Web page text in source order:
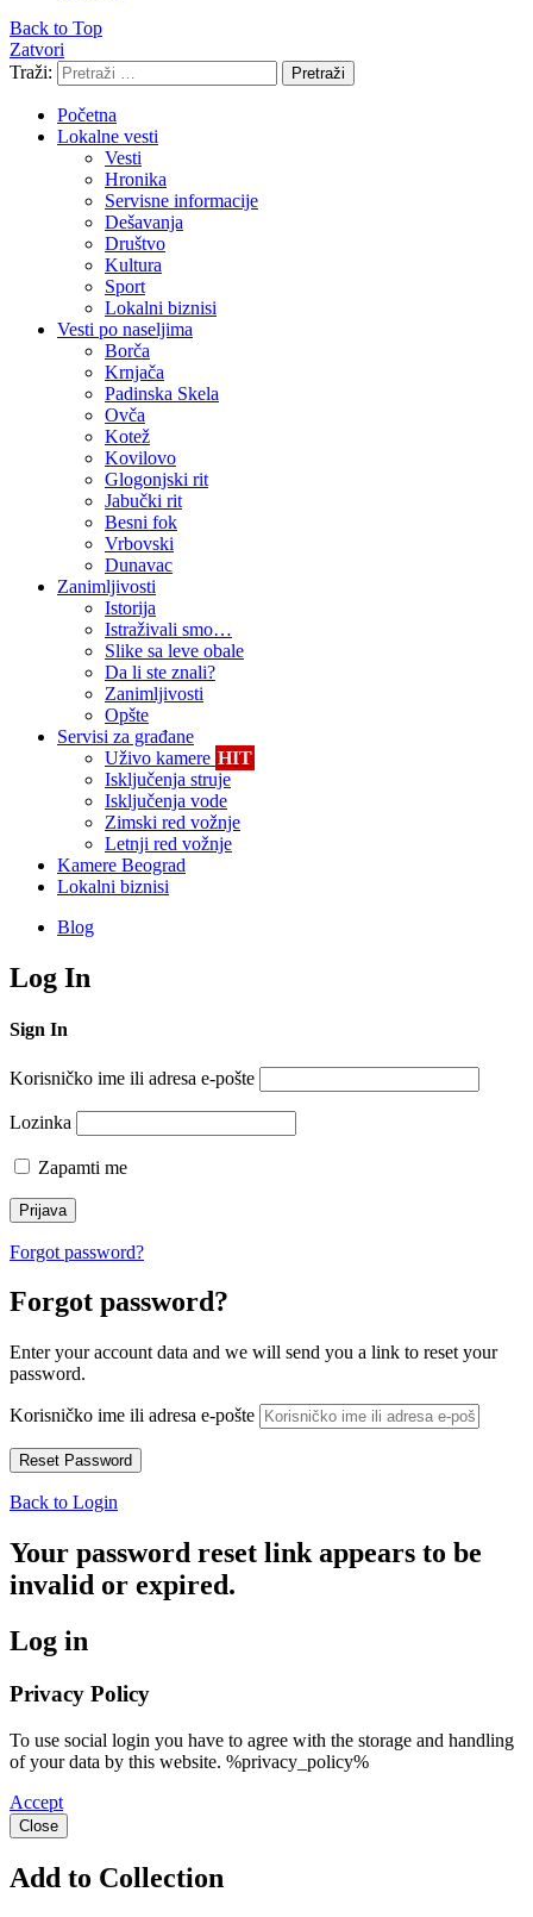
Back to Top
Zatvori
Traži:
Pretraži
Početna
Lokalne vesti
Vesti
Hronika
Servisne informacije
Dešavanja
Društvo
Kultura
Sport
Lokalni biznisi
Vesti po naseljima
Borča
Krnjača
Padinska Skela
Ovča
Kotež
Kovilovo
Glogonjski rit
Jabučki rit
Besni fok
Vrbovski
Dunavac
Zanimljivosti
Istorija
Istraživali smo…
Slike sa leve obale
Da li ste znali?
Zanimljivosti
Opšte
Servisi za građane
Uživo kamere HIT
Isključenja struje
Isključenja vode
Zimski red vožnje
Letnji red vožnje
Kamere Beograd
Lokalni biznisi
Blog
Log In
Sign In
Korisničko ime ili adresa e-pošte
Lozinka
Zapamti me
Forgot password?
Forgot password?
Enter your account data and we will send you a link to reset your
password.
Korisničko ime ili adresa e-pošte
Back to Login
Your password reset link appears to be
invalid or expired.
Log in
Privacy Policy
To use social login you have to agree with the storage and handling
of your data by this website. %privacy_policy%
Accept
Close
Add to Collection